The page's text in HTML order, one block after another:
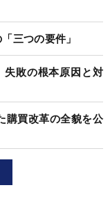
三つの要件」
失敗の根本原因と対
購買改革の全貌を公